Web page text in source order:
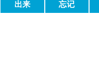
出来 忘记